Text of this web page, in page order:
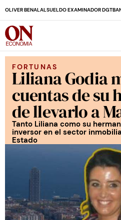
OLIVER BENALALSUELDO EXAMINADOR DGT
FORTUNAS
Liliana Godia
cuentas de su
de llevarlo a
Tanto Liliana como su
inversor en el sector
Estado